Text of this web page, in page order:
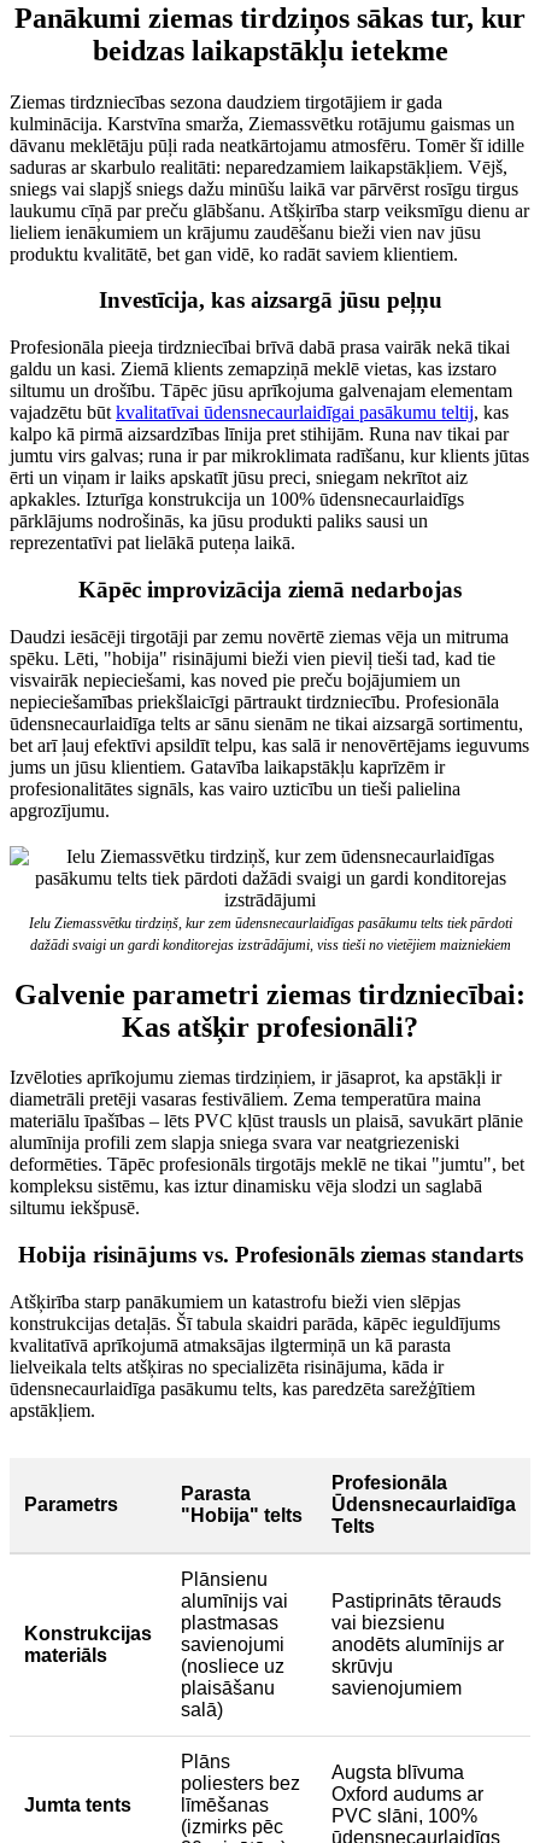
Panākumi ziemas tirdziņos sākas tur, kur
beidzas laikapstākļu ietekme
Ziemas tirdzniecības sezona daudziem tirgotājiem ir gada
kulminācija. Karstvīna smarža, Ziemassvētku rotājumu gaismas un
dāvanu meklētāju pūļi rada neatkārtojamu atmosfēru. Tomēr šī idille
saduras ar skarbulo realitāti: neparedzamiem laikapstākļiem. Vējš,
sniegs vai slapjš sniegs dažu minūšu laikā var pārvērst rosīgu tirgus
laukumu cīņā par preču glābšanu. Atšķirība starp veiksmīgu dienu ar
lieliem ienākumiem un krājumu zaudēšanu bieži vien nav jūsu
produktu kvalitātē, bet gan vidē, ko radāt saviem klientiem.
Investīcija, kas aizsargā jūsu peļņu
Profesionāla pieeja tirdzniecībai brīvā dabā prasa vairāk nekā tikai
galdu un kasi. Ziemā klients zemapziņā meklē vietas, kas izstaro
siltumu un drošību. Tāpēc jūsu aprīkojuma galvenajam elementam
vajadzētu būt kvalitatīvai ūdensnecaurlaidīgai pasākumu teltij, kas
kalpo kā pirmā aizsardzības līnija pret stihijām. Runa nav tikai par
jumtu virs galvas; runa ir par mikroklimata radīšanu, kur klients jūtas
ērti un viņam ir laiks apskatīt jūsu preci, sniegam nekrītot aiz
apkakles. Izturīga konstrukcija un 100% ūdensnecaurlaidīgs
pārklājums nodrošinās, ka jūsu produkti paliks sausi un
reprezentatīvi pat lielākā puteņa laikā.
Kāpēc improvizācija ziemā nedarbojas
Daudzi iesācēji tirgotāji par zemu novērtē ziemas vēja un mitruma
spēku. Lēti, "hobija" risinājumi bieži vien pieviļ tieši tad, kad tie
visvairāk nepieciešami, kas noved pie preču bojājumiem un
nepieciešamības priekšlaicīgi pārtraukt tirdzniecību. Profesionāla
ūdensnecaurlaidīga telts ar sānu sienām ne tikai aizsargā sortimentu,
bet arī ļauj efektīvi apsildīt telpu, kas salā ir nenovērtējams ieguvums
jums un jūsu klientiem. Gatavība laikapstākļu kaprīzēm ir
profesionalitātes signāls, kas vairo uzticību un tieši palielina
apgrozījumu.
Ielu Ziemassvētku tirdziņš, kur zem ūdensnecaurlaidīgas pasākumu telts tiek pārdoti
dažādi svaigi un gardi konditorejas izstrādājumi, viss tieši no vietējiem maizniekiem
Galvenie parametri ziemas tirdzniecībai:
Kas atšķir profesionāli?
Izvēloties aprīkojumu ziemas tirdziņiem, ir jāsaprot, ka apstākļi ir
diametrāli pretēji vasaras festivāliem. Zema temperatūra maina
materiālu īpašības – lēts PVC kļūst trausls un plaisā, savukārt plānie
alumīnija profili zem slapja sniega svara var neatgriezeniski
deformēties. Tāpēc profesionāls tirgotājs meklē ne tikai "jumtu", bet
kompleksu sistēmu, kas iztur dinamisku vēja slodzi un saglabā
siltumu iekšpusē.
Hobija risinājums vs. Profesionāls ziemas standarts
Atšķirība starp panākumiem un katastrofu bieži vien slēpjas
konstrukcijas detaļās. Šī tabula skaidri parāda, kāpēc ieguldījums
kvalitatīvā aprīkojumā atmaksājas ilgtermiņā un kā parasta
lielveikala telts atšķiras no specializēta risinājuma, kāda ir
ūdensnecaurlaidīga pasākumu telts, kas paredzēta sarežģītiem
apstākļiem.
Parametrs
Parasta
"Hobija" telts
Profesionāla
Ūdensnecaurlaidīga
Telts
Konstrukcijas
materiāls
Plānsienu
alumīnijs vai
plastmasas
savienojumi
(nosliece uz
plaisāšanu
salā)
Pastiprināts tērauds
vai biezsienu
anodēts alumīnijs ar
skrūvju
savienojumiem
Jumta tents
Plāns
poliesters bez
līmēšanas
(izmirks pēc
Augsta blīvuma
Oxford audums ar
PVC slāni, 100%
ūdensnecaurlaidīgs